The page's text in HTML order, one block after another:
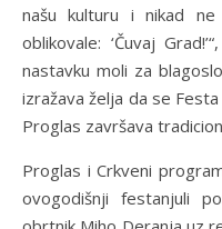
našu kulturu i nikad
oblikovale: ‘Čuvaj
nastavku moli za
izražava želja da se
Proglas završava
Proglas i Crkveni
ovogodišnji festanjuli